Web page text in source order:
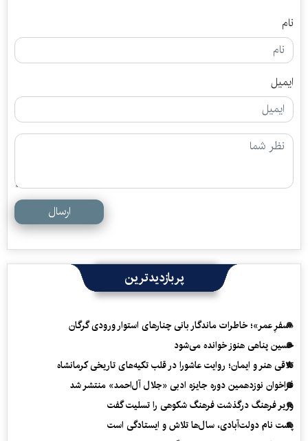
نام
ایمیل
ارسال
پربازدیدترین
«سفرِ عمر»؛ خاطرات ماندگار بانی چنارهای استوار ورودی گرگان
حسین پناهی هنوز خوانده می‌شود
تلاقی هنر و ایمان؛ روایت عاشورا در قلب تکیه‌های تاریخی کرمانشاه
فراخوان نوزدهمین دوره جایزه ادبی «جلال آل‌احمد» منتشر شد
وزیر فرهنگ درگذشت فرهنگ شکوهی را تسلیت گفت
پشت نام دولت‌آبادی، سال‌ها تلاش و ایستادگی است